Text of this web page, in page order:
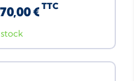
€ TTC